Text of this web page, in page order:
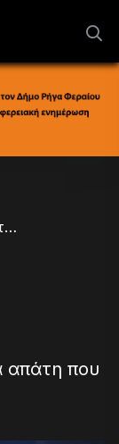
/ Συνελήφθη στην Φθιώτιδα για απάτη που διαπράχθηκε στον Βόλο
απάτη που